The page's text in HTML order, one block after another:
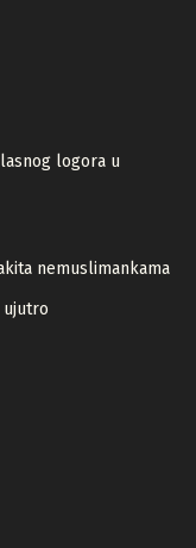
logora u
nemuslimankama
ujutro